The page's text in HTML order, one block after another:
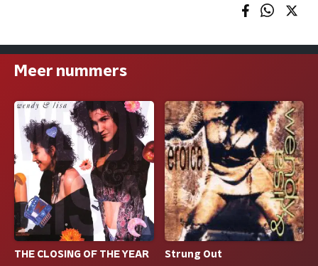
Meer nummers
THE CLOSING OF THE YEAR
Strung Out